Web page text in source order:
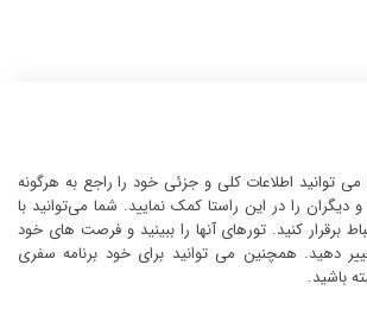
توانید اطلاعات کلی و جزئی خود را راجع به هرگونه
دیگران را در این راستا کمک نمایید. شما می‌توانید با
برقرار کنید. تورهای آنها را ببینید و فرصت های خود
دهید. همچنین می توانید برای خود برنامه سفری
باشید.